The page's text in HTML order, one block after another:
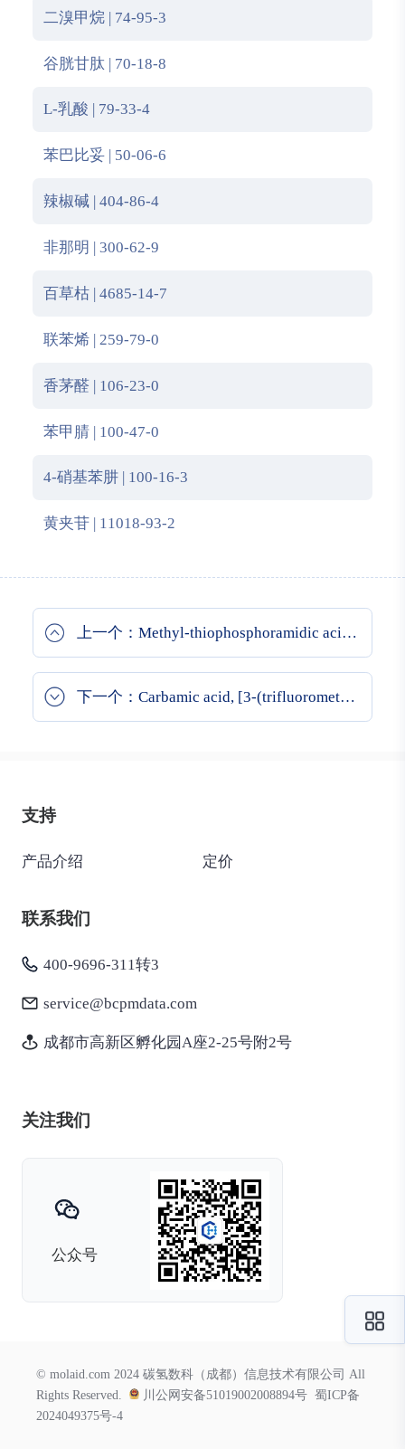
二溴甲烷 | 74-95-3
谷胱甘肽 | 70-18-8
L-乳酸 | 79-33-4
苯巴比妥 | 50-06-6
辣椒碱 | 404-86-4
非那明 | 300-62-9
百草枯 | 4685-14-7
联苯烯 | 259-79-0
香茅醛 | 106-23-0
苯甲腈 | 100-47-0
4-硝基苯肼 | 100-16-3
黄夹苷 | 11018-93-2
上一个：Methyl-thiophosphoramidic acid O-cyclopentyl ester O'-(2,2-dichloro-vinyl) ester
下一个：Carbamic acid, [3-(trifluoromethyl)phenyl]-, 4-(1,1-dimethylethyl)phenyl ester
支持
产品介绍 定价
联系我们
400-9696-311转3
service@bcpmdata.com
成都市高新区孵化园A座2-25号附2号
关注我们
公众号
© molaid.com 2024 碳氢数科（成都）信息技术有限公司 All
Rights Reserved.
川公网安备51019002008894号 蜀ICP备
2024049375号-4